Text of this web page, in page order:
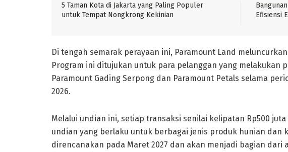
5 Taman Kota di Jakarta yang Paling Populer
untuk Tempat Nongkrong Kekinian
Efisiensi
Di tengah semarak perayaan ini, Paramount Land
Program ini ditujukan untuk para pelanggan yang melakukan
Paramount Gading Serpong dan Paramount Petals selama
2026.
Melalui undian ini, setiap transaksi senilai kelipatan Rp500
undian yang berlaku untuk berbagai jenis produk hunian dan
direncanakan pada Maret 2027 dan akan menjadi bagian dari